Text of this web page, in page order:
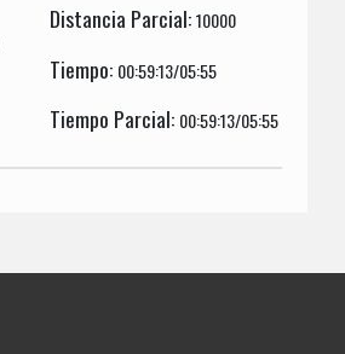
Distancia Parcial:10000
Tiempo: 00:59:13/05:55
Tiempo Parcial: 00:59:13/05:55